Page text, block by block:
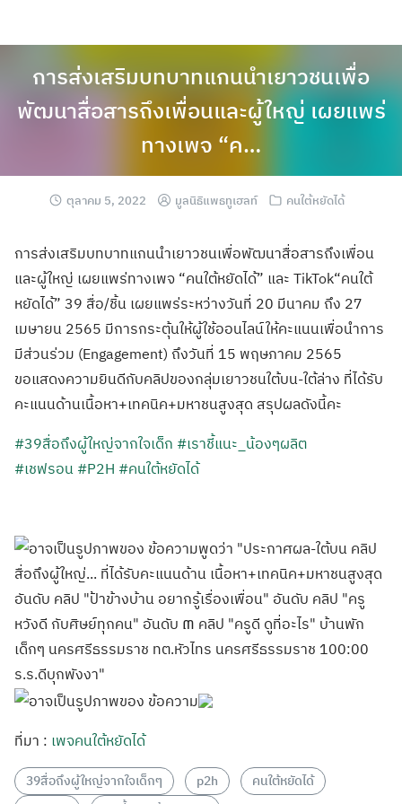
การส่งเสริมบทบาทแกนนำเยาวชนเพื่อ
พัฒนาสื่อสารถึงเพื่อนและผู้ใหญ่ เผยแพร่
ทางเพจ “ค…
ตุลาคม 5, 2022 มูลนิธิแพธทูเฮลท์ คนใต้หยัดได้
การส่งเสริมบทบาทแกนนำเยาวชนเพื่อพัฒนาสื่อสารถึงเพื่อน
และผู้ใหญ่ เผยแพร่ทางเพจ “คนใต้หยัดได้” และ TikTok“คนใต้
หยัดได้” 39 สื่อ/ชิ้น เผยแพร่ระหว่างวันที่ 20 มีนาคม ถึง 27
เมษายน 2565 มีการกระตุ้นให้ผู้ใช้ออนไลน์ให้คะแนนเพื่อนำการ
มีส่วนร่วม (Engagement) ถึงวันที่ 15 พฤษภาคม 2565
ขอแสดงความยินดีกับคลิปของกลุ่มเยาวชนใต้บน-ใต้ล่าง ที่ได้รับ
คะแนนด้านเนื้อหา+เทคนิค+มหาชนสูงสุด สรุปผลดังนี้คะ
#39สื่อถึงผู้ใหญ่จากใจเด็ก #เราชี้แนะ_น้องๆผลิต
#เชฟรอน #P2H #คนใต้หยัดได้
ที่มา : เพจคนใต้หยัดได้
39สื่อถึงผู้ใหญ่จากใจเด็กๆ p2h
คนใต้หยัดได้